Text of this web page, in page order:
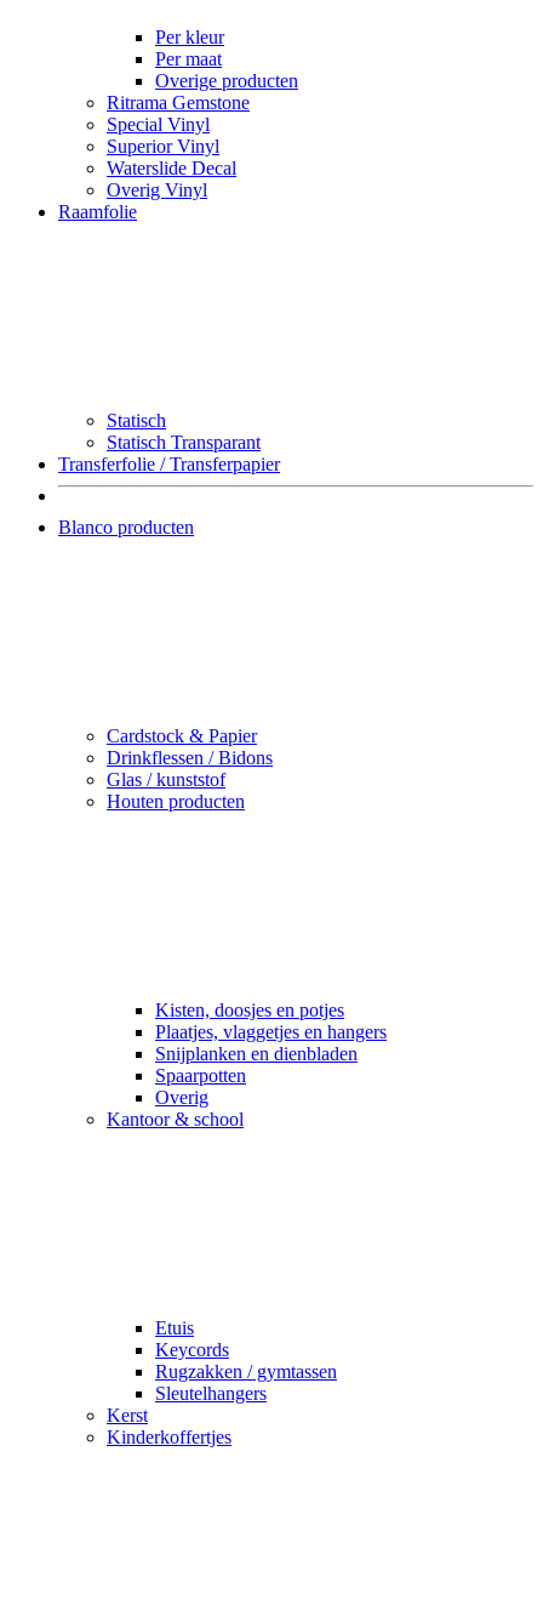
Per kleur
Per maat
Overige producten
Ritrama Gemstone
Special Vinyl
Superior Vinyl
Waterslide Decal
Overig Vinyl
Raamfolie
Statisch
Statisch Transparant
Transferfolie / Transferpapier
Blanco producten
Cardstock & Papier
Drinkflessen / Bidons
Glas / kunststof
Houten producten
Kisten, doosjes en potjes
Plaatjes, vlaggetjes en hangers
Snijplanken en dienbladen
Spaarpotten
Overig
Kantoor & school
Etuis
Keycords
Rugzakken / gymtassen
Sleutelhangers
Kerst
Kinderkoffertjes